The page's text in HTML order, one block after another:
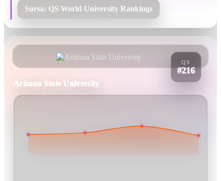
Sursa: QS World University Rankings
QS
#216
Arizona State University